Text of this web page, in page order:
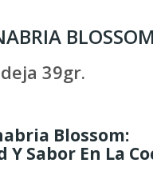
BLOSSOM
39gr.
Blossom:
Sabor En La